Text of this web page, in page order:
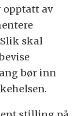
opptatt av
skal
bør inn